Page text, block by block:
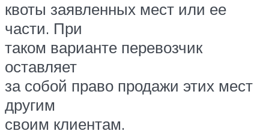
квоты заявленных мест или ее
части. При
таком варианте перевозчик
оставляет
за собой право продажи этих мест
другим
своим клиентам.